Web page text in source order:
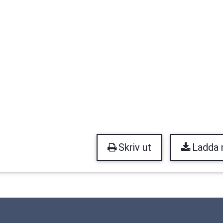
Skriv ut Ladda